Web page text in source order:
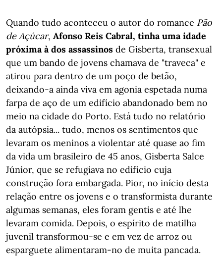
Quando tudo aconteceu o autor do romance Pão
de Açúcar, Afonso Reis Cabral, tinha uma idade
próxima à dos assassinos de Gisberta, transexual
que um bando de jovens chamava de "traveca" e
atirou para dentro de um poço de betão,
deixando-a ainda viva em agonia espetada numa
farpa de aço de um edifício abandonado bem no
meio na cidade do Porto. Está tudo no relatório
da autópsia... tudo, menos os sentimentos que
levaram os meninos a violentar até quase ao fim
da vida um brasileiro de 45 anos, Gisberta Salce
Júnior, que se refugiava no edifício cuja
construção fora embargada. Pior, no início desta
relação entre os jovens e o transformista durante
algumas semanas, eles foram gentis e até lhe
levaram comida. Depois, o espírito de matilha
juvenil transformou-se e em vez de arroz ou
esparguete alimentaram-no de muita pancada.